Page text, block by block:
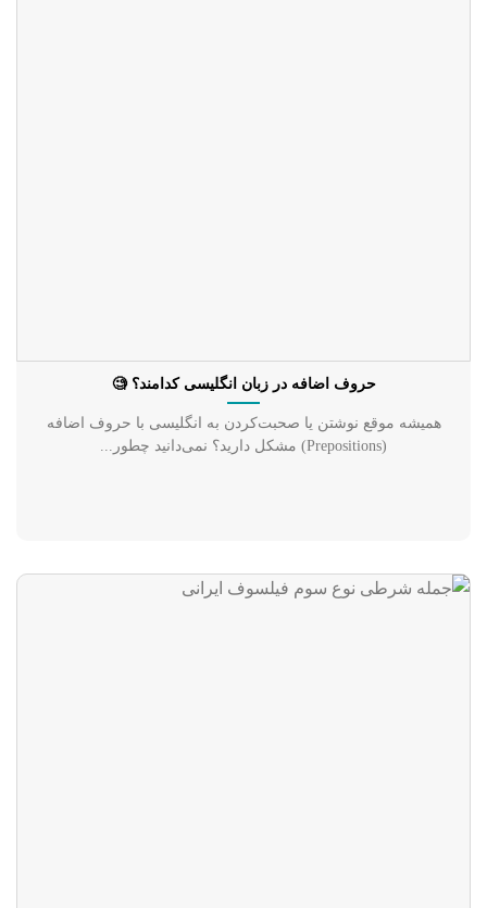
حروف اضافه در زبان انگلیسی کدامند؟ 🧐
همیشه موقع نوشتن یا صحبت‌کردن به انگلیسی با حروف اضافه
(Prepositions) مشکل دارید؟ نمی‌دانید چطور...